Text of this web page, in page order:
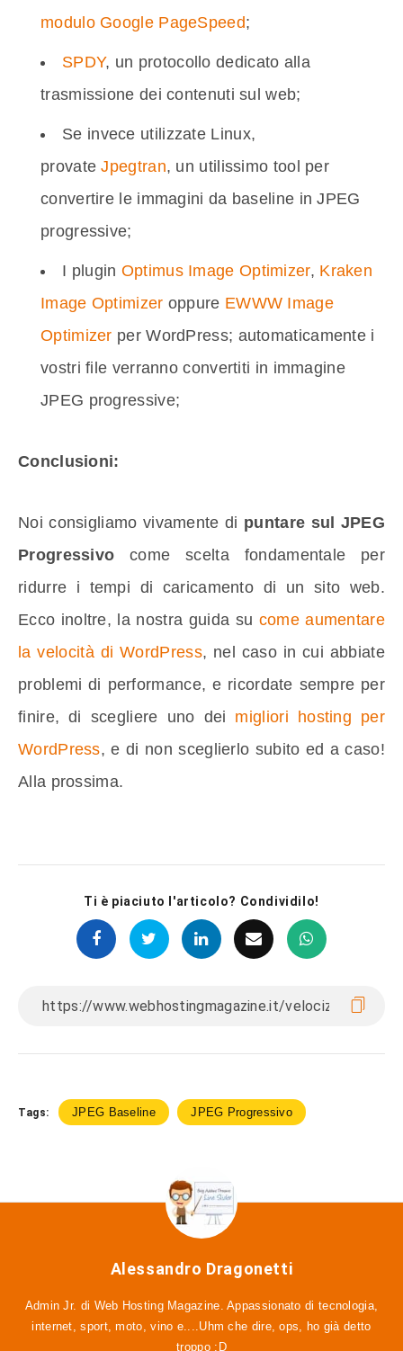
modulo Google PageSpeed;
SPDY, un protocollo dedicato alla
trasmissione dei contenuti sul web;
Se invece utilizzate Linux,
provateJpegtran, un utilissimo tool per
convertire le immagini da baseline in JPEG
progressive;
I plugin Optimus Image Optimizer, Kraken
Image Optimizer oppure EWWW Image
Optimizer per WordPress; automaticamente i
vostri file verranno convertiti in immagine
JPEG progressive;
Conclusioni:
Noi consigliamo vivamente di puntare sul JPEG
Progressivo come scelta fondamentale per
ridurre i tempi di caricamento di un sito web.
Ecco inoltre, la nostra guida su come aumentare
la velocità di WordPress, nel caso in cui abbiate
problemi di performance, e ricordate sempre per
finire, di scegliere uno dei migliori hosting per
WordPress, e di non sceglierlo subito ed a caso!
Alla prossima.
Ti è piaciuto l'articolo? Condividilo!
Tags: JPEG Baseline JPEG Progressivo
Alessandro Dragonetti
Admin Jr. di Web Hosting Magazine. Appassionato di tecnologia,
internet, sport, moto, vino e....Uhm che dire, ops, ho già detto
troppo :D